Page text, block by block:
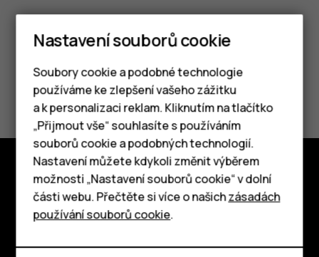
Chytré telefony
Tlačítkové telefony
Tablety
Pomohlo vám to?
Ano Ne
Prozkoumat
O nás
Planet and people
Nastavení souborů cookie
Soubory cookie a podobné technologie
používáme ke zlepšení vašeho zážitku
a k personalizaci reklam. Kliknutím na tlačítko
„Přijmout vše“ souhlasíte s používáním
souborů cookie a podobných technologií.
Nastavení můžete kdykoli změnit výběrem
možnosti „Nastavení souborů cookie“ v dolní
části webu. Přečtěte si více o našichzásadách
používání souborů cookie.